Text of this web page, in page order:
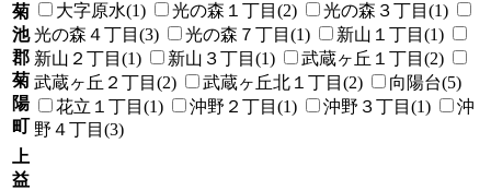
菊
池
郡
菊
陽
町
大字原水(1) 光の森１丁目(2)
光の森３丁目(1)
光の森４丁目(3)
光の森７丁目(1)
新山１丁目(1)
新山２丁目(1)
新山３丁目(1)
武蔵ヶ丘１丁目(2)
武蔵ヶ丘２丁目(2)
武蔵ヶ丘北１丁目(2)
向陽台(5)
花立１丁目(1)
沖野２丁目(1) 沖野３丁目(1)
沖
野４丁目(3)
上
益